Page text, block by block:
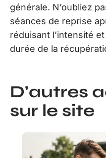
générale. N’oubliez
séances de reprise
réduisant l’intensité
durée de la
D'autres
sur le site